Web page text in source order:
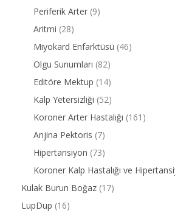
Periferik Arter (9)
Aritmi (28)
Miyokard Enfarktüsü (46)
Olgu Sunumları (82)
Editöre Mektup (14)
Kalp Yetersizliği (52)
Koroner Arter Hastalığı (161)
Anjina Pektoris (7)
Hipertansiyon (73)
Koroner Kalp Hastalığı ve
Kulak Burun Boğaz (17)
LupDup (16)